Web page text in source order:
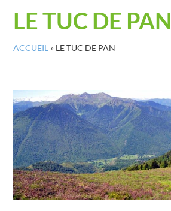
LE TUC DE PAN
ACCUEIL » LE TUC DE PAN